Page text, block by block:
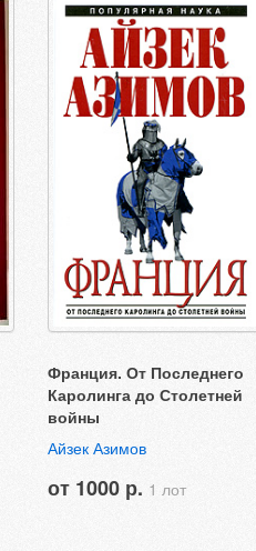
Франция. От Последнего
Каролинга до Столетней
войны
Айзек Азимов
от 1000 р. 1 лот